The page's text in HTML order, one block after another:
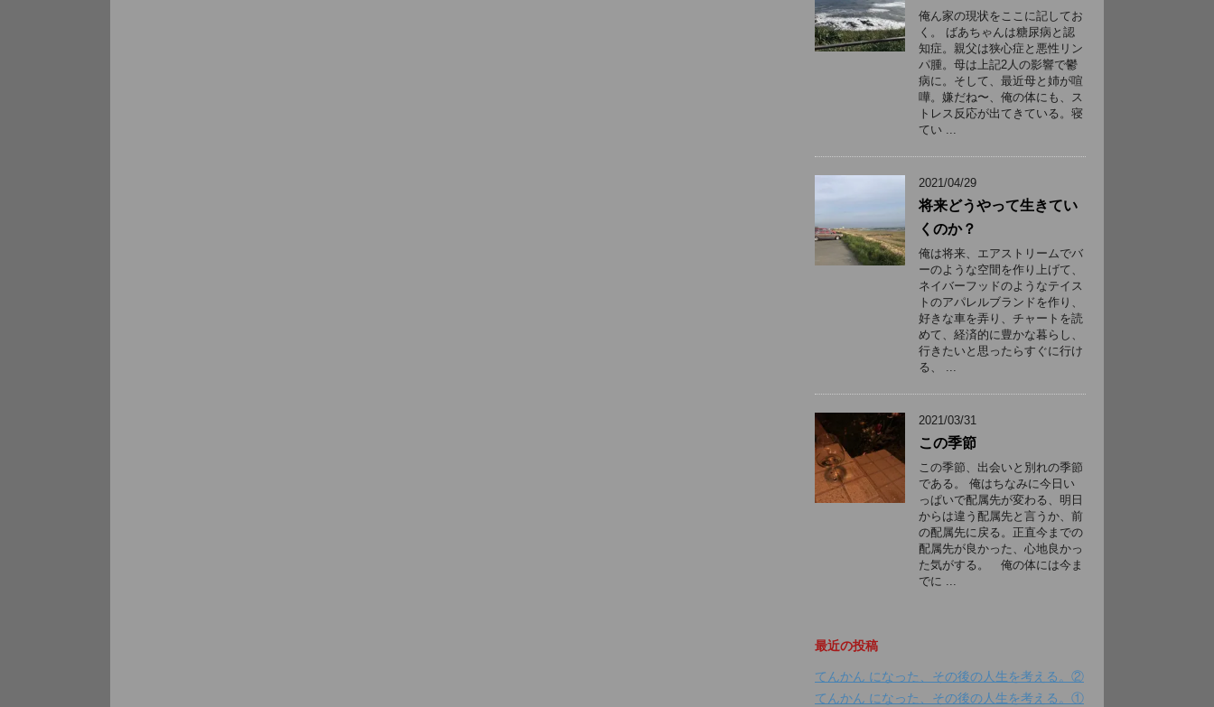
俺ん家の現状をここに記してお
く。 ばあちゃんは糖尿病と認
知症。親父は狭心症と悪性リン
パ腫。母は上記2人の影響で鬱
病に。そして、最近母と姉が喧
嘩。嫌だね〜、俺の体にも、ス
トレス反応が出てきている。寝
てい ...
2021/04/29
将来どうやって生きてい
くのか？
俺は将来、エアストリームでバ
ーのような空間を作り上げて、
ネイバーフッドのようなテイス
トのアパレルブランドを作り、
好きな車を弄り、チャートを読
めて、経済的に豊かな暮らし、
行きたいと思ったらすぐに行け
る、 ...
2021/03/31
この季節
この季節、出会いと別れの季節
である。 俺はちなみに今日い
っぱいで配属先が変わる、明日
からは違う配属先と言うか、前
の配属先に戻る。正直今までの
配属先が良かった、心地良かっ
た気がする。 俺の体には今ま
でに ...
最近の投稿
てんかん になった、その後の人生を考える。②
てんかん になった、その後の人生を考える。①